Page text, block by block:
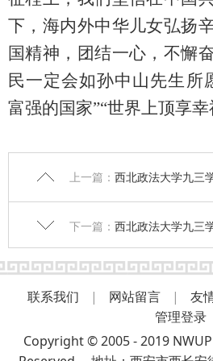
下，海内外中华儿女弘扬
国精神，团结一心，不懈
民一定会如孙中山先生所
富强的国家”“世界上顶享幸
上一篇： 西北政法大学九三学社召开
下一篇： 西北政法大学九三学
联系我们 | 网站留言 | 友
管理登录
Copyright © 2005 - 2019